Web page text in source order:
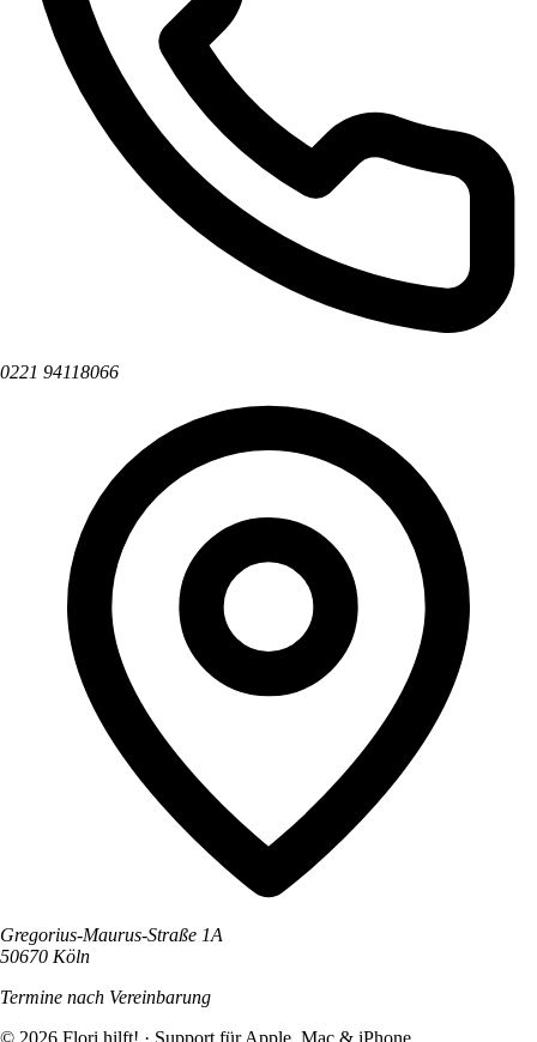
0221 94118066
Gregorius-Maurus-Straße 1A
50670 Köln
Termine nach Vereinbarung
© 2026 Flori hilft! · Support für Apple, Mac & iPhone